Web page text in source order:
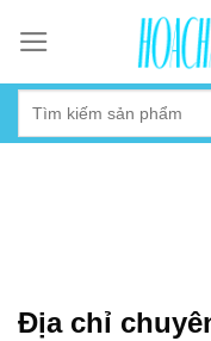
content
Địa chỉ